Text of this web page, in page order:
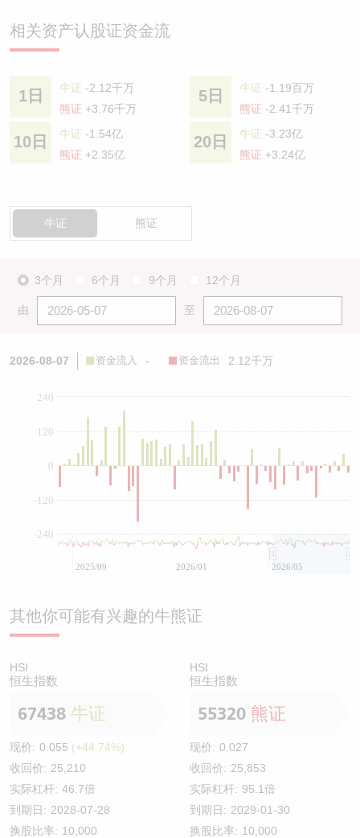
相关资产认股证资金流
1日 牛证 -2.12千万
熊证 +3.76千万
5日 牛证 -1.19百万
熊证 -2.41千万
10日 牛证 -1.54亿
熊证 +2.35亿
20日 牛证 -3.23亿
熊证 +3.24亿
牛证 熊证
3个月 6个月 9个月 12个月
由 至
2026-08-07 资金流入 - 资金流出 2.12千万
0
-240
-120
120
240
2025/09 2026/01 2026/05
其他你可能有兴趣的牛熊证
HSI
恒生指数
67438 牛证
现价: 0.055 (+44.74%)
收回价: 25,210
实际杠杆: 46.7倍
到期日: 2028-07-28
换股比率: 10,000
HSI
恒生指数
55320 熊证
现价: 0.027
收回价: 25,853
实际杠杆: 95.1倍
到期日: 2029-01-30
换股比率: 10,000